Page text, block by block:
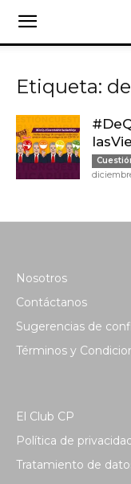
Etiqueta:
Nosotros
Contáctanos
Sugerencias de
Términos y
El Club CP
Política de
Tratamiento de